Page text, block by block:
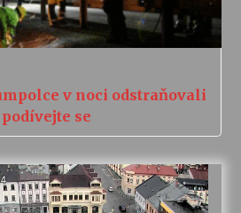
v noci odstraňovali
se